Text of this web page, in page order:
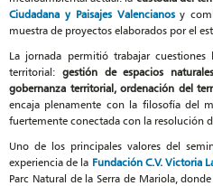
Ciudadana y Paisajes Valencianosy
muestra de proyectos elaborados por el
La jornada permitió trabajar
territorial: gestión de espacios
gobernanza territorial, ordenación del
encaja plenamente con la filosofía del
fuertemente conectada con la resolución
Uno de los principales valores del
experiencia de la Fundación C.V. Victoria
Parc Natural de la Serra de Mariola,